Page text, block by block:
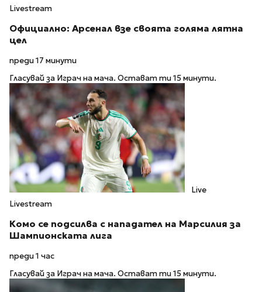
Livestream
Официално: Арсенал взе своята голяма лятна
цел
преди 17 минути
Гласувай за Играч на мача. Остават ти 15 минути.
Live
Livestream
Комо се подсилва с нападател на Марсилия за
Шампионската лига
преди 1 час
Гласувай за Играч на мача. Остават ти 15 минути.